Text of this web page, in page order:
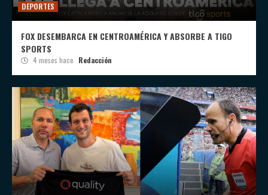
DEPORTES
FOX DESEMBARCA EN CENTROAMÉRICA Y ABSORBE A TIGO
SPORTS
4 meses hace Redacción